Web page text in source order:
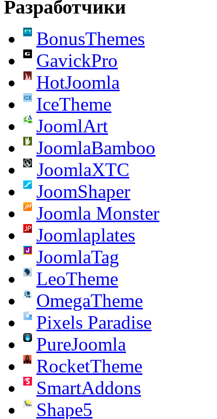
Разработчики
BonusThemes
GavickPro
HotJoomla
IceTheme
JoomlArt
JoomlaBamboo
JoomlaXTC
JoomShaper
Joomla Monster
Joomlaplates
JoomlaTag
LeoTheme
OmegaTheme
Pixels Paradise
PureJoomla
RocketTheme
SmartAddons
Shape5